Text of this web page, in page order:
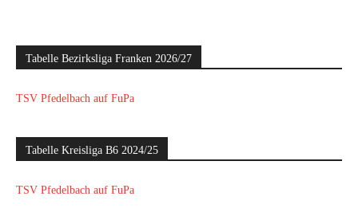
Tabelle Bezirksliga Franken 2026/27
TSV Pfedelbach auf FuPa
Tabelle Kreisliga B6 2024/25
TSV Pfedelbach auf FuPa